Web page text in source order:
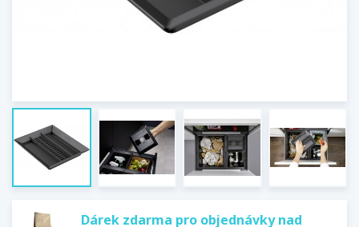
Dárek zdarma pro objednávky nad